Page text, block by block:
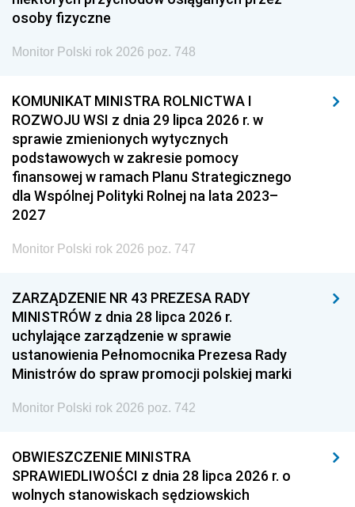
osoby fizyczne
Monitor Polski rok 2026 poz. 748
KOMUNIKAT MINISTRA ROLNICTWA I
ROZWOJU WSI z dnia 29 lipca 2026 r. w
sprawie zmienionych wytycznych
podstawowych w zakresie pomocy
finansowej w ramach Planu Strategicznego
dla Wspólnej Polityki Rolnej na lata 2023–
2027
Monitor Polski rok 2026 poz. 747
ZARZĄDZENIE NR 43 PREZESA RADY
MINISTRÓW z dnia 28 lipca 2026 r.
uchylające zarządzenie w sprawie
ustanowienia Pełnomocnika Prezesa Rady
Ministrów do spraw promocji polskiej marki
Monitor Polski rok 2026 poz. 742
OBWIESZCZENIE MINISTRA
SPRAWIEDLIWOŚCI z dnia 28 lipca 2026 r. o
wolnych stanowiskach sędziowskich